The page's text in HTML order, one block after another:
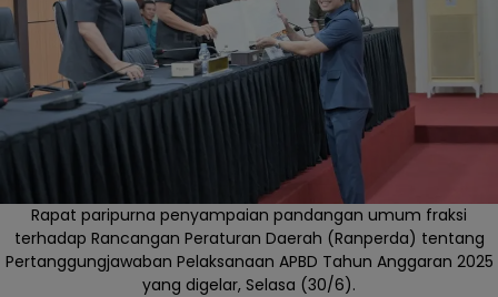
Rapat paripurna penyampaian pandangan umum fraksi
terhadap Rancangan Peraturan Daerah (Ranperda) tentang
Pertanggungjawaban Pelaksanaan APBD Tahun Anggaran 2025
yang digelar, Selasa (30/6).